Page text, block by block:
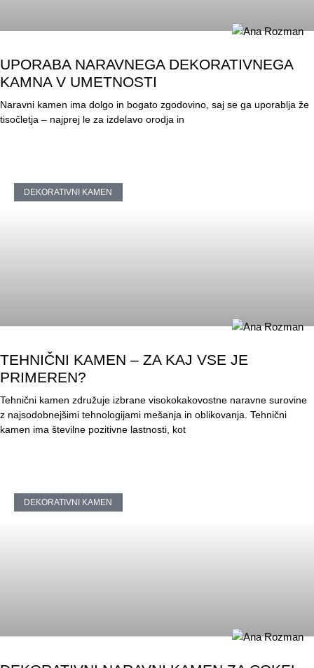
UPORABA NARAVNEGA DEKORATIVNEGA
KAMNA V UMETNOSTI
Naravni kamen ima dolgo in bogato zgodovino, saj se ga uporablja že
tisočletja – najprej le za izdelavo orodja in
DEKORATIVNI KAMEN
TEHNIČNI KAMEN – ZA KAJ VSE JE
PRIMEREN?
Tehnični kamen združuje izbrane visokokakovostne naravne surovine
z najsodobnejšimi tehnologijami mešanja in oblikovanja. Tehnični
kamen ima številne pozitivne lastnosti, kot
DEKORATIVNI KAMEN